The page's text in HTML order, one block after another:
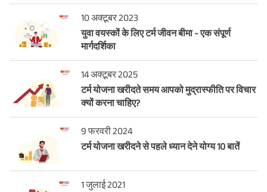
10 अक्टूबर 2023
युवा वयस्कों के लिए टर्म जीवन बीमा - एक संपूर्ण
मार्गदर्शिका
14 अक्टूबर 2025
टर्म योजना खरीदते समय आपको मुद्रास्फीति पर विचार
क्यों करना चाहिए?
9 फरवरी 2024
टर्म योजना खरीदने से पहले ध्यान देने योग्य 10 बातें
1 जुलाई 2021